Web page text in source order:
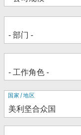
地
址
国家/地区